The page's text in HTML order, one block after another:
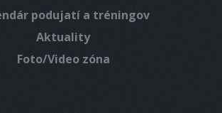
podujatí a tréningov
Aktuality
Foto/Video zóna